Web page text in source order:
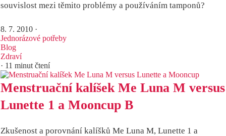
souvislost mezi těmito problémy a používáním tamponů?
8. 7. 2010 ·
Jednorázové potřeby
Blog
Zdraví
· 11 minut čtení
Menstruační kalíšek Me Luna M versus
Lunette 1 a Mooncup B
Zkušenost a porovnání kalíšků Me Luna M, Lunette 1 a